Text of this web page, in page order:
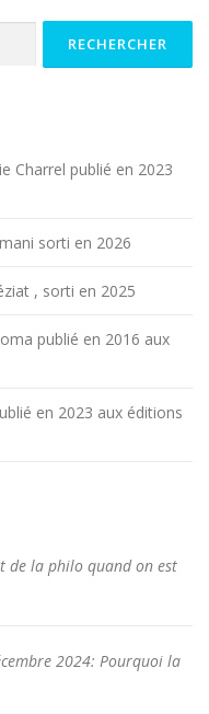
Charrel publié en 2023
sorti en 2026
, sorti en 2025
publié en 2016 aux
en 2023 aux éditions
de la philo quand on est
2024: Pourquoi la